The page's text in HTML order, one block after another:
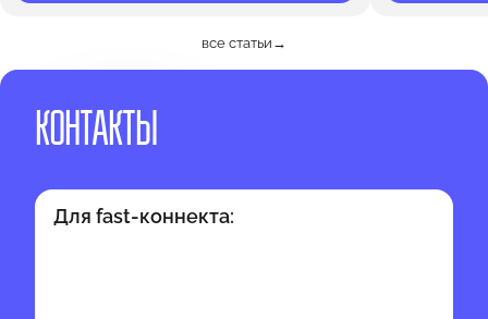
масштаб
все статьи →
КОНТАКТЫ
Для fast-коннекта: